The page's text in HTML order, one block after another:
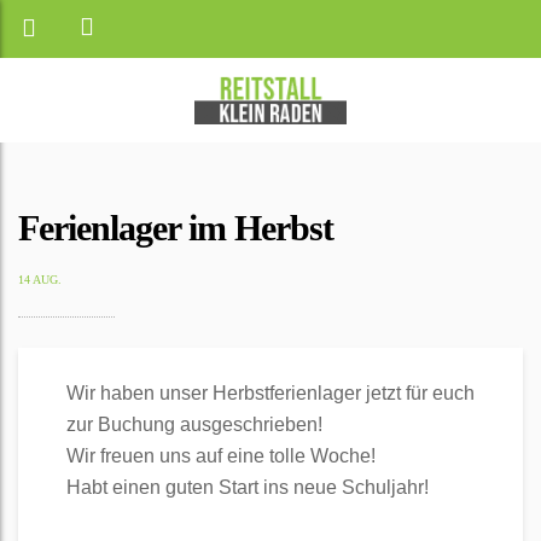
Ferienlager im Herbst
14 AUG.
Wir haben unser Herbstferienlager jetzt für euch
zur Buchung ausgeschrieben!
Wir freuen uns auf eine tolle Woche!
Habt einen guten Start ins neue Schuljahr!